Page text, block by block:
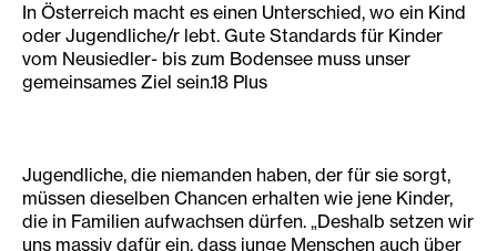
In Österreich macht es einen Unterschied, wo ein Kind
oder Jugendliche/r lebt. Gute Standards für Kinder
vom Neusiedler- bis zum Bodensee muss unser
gemeinsames Ziel sein.18 Plus
Jugendliche, die niemanden haben, der für sie sorgt,
müssen dieselben Chancen erhalten wie jene Kinder,
die in Familien aufwachsen dürfen. „Deshalb setzen wir
uns massiv dafür ein, dass junge Menschen auch über